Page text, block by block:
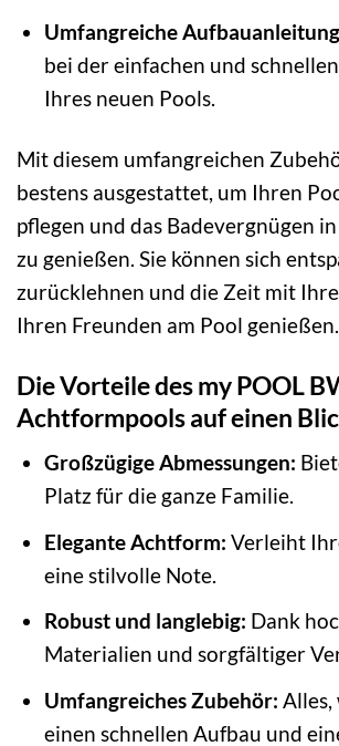
Umfangreiche
bei der einfachen und
Ihres neuen Pools.
Mit diesem umfangreichen
bestens ausgestattet, um Ihren
pflegen und das Badevergnügen
zu genießen. Sie können sich
zurücklehnen und die Zeit mit
Ihren Freunden am Pool genießen.
Die Vorteile des my POOL
Achtformpools auf einen
Großzügige Abmessungen:
Platz für die ganze Familie.
Elegante Achtform: Verleiht
eine stilvolle Note.
Robust und langlebig: Dank
Materialien und sorgfältiger
Umfangreiches Zubehör: Alles,
einen schnellen Aufbau und